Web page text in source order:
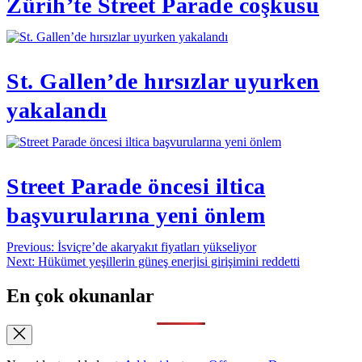
St. Gallen’de hırsızlar uyurken
yakalandı
Street Parade öncesi iltica
başvurularına yeni önlem
Yazı
gezinmesi
Previous: İsviçre’de akaryakıt fiyatları yükseliyor
Next: Hükümet yeşillerin güneş enerjisi girişimini reddetti
En çok okunanlar